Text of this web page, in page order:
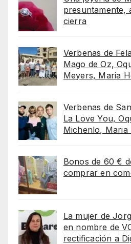
presuntamente,
cierra
Verbenas de
Mago de Oz,
Meyers, Maria
Verbenas de
La Love You,
Michenlo, Maria
Bonos de 60 €
comprar en
La mujer de
en nombre de
rectificación a